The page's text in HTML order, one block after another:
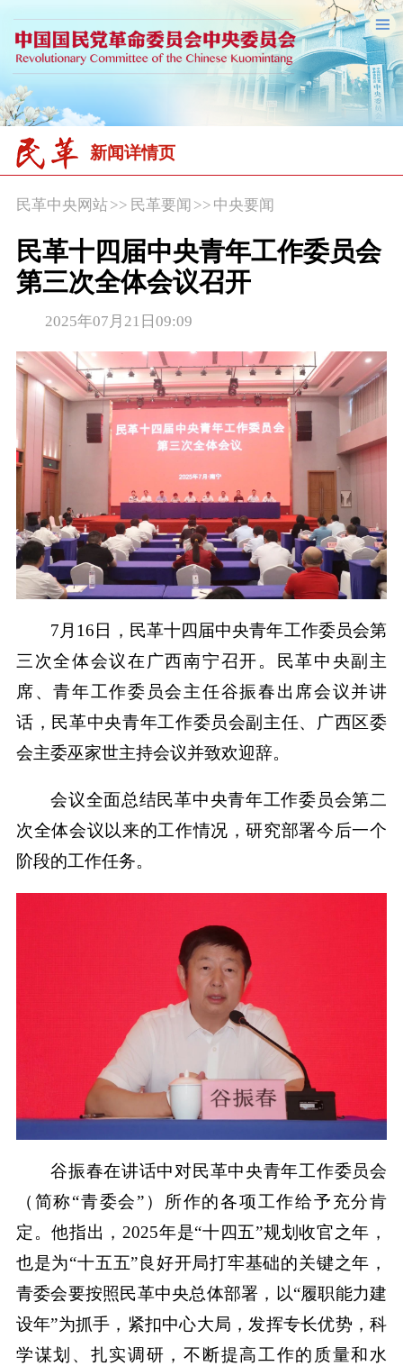
新闻详情页
民革中央网站>> 民革要闻 >> 中央要闻
民革十四届中央青年工作委员会
第三次全体会议召开
2025年07月21日09:09
7月16日，民革十四届中央青年工作委员会第
三次全体会议在广西南宁召开。民革中央副主
席、青年工作委员会主任谷振春出席会议并讲
话，民革中央青年工作委员会副主任、广西区委
会主委巫家世主持会议并致欢迎辞。
会议全面总结民革中央青年工作委员会第二
次全体会议以来的工作情况，研究部署今后一个
阶段的工作任务。
谷振春在讲话中对民革中央青年工作委员会
（简称“青委会”）所作的各项工作给予充分肯
定。他指出，2025年是“十四五”规划收官之年，
也是为“十五五”良好开局打牢基础的关键之年，
青委会要按照民革中央总体部署，以“履职能力建
设年”为抓手，紧扣中心大局，发挥专长优势，科
学谋划、扎实调研，不断提高工作的质量和水